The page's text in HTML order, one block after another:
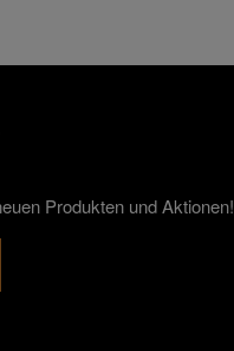
Produkten und Aktionen!